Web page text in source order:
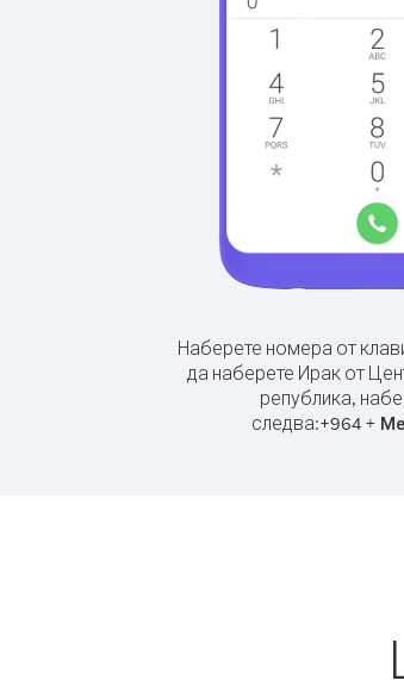
Наберете номера от
да наберете Ирак от
република,
следва:+964 +